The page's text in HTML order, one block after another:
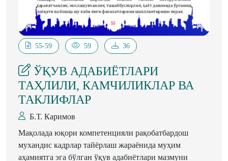
55-59 59 36
ЎҚУВ АДАБИЁТЛАРИ
ТАҲЛИЛИ, КАМЧИЛИКЛАР ВА
ТАКЛИФЛАР
Б.Т. Каримов
Мақолада юқори компетенцияли рақобатбардош
мухандис кадрлар тайёрлаш жараёнида муҳим
аҳамиятга эга бўлган ўқув адабиётлари мазмуни